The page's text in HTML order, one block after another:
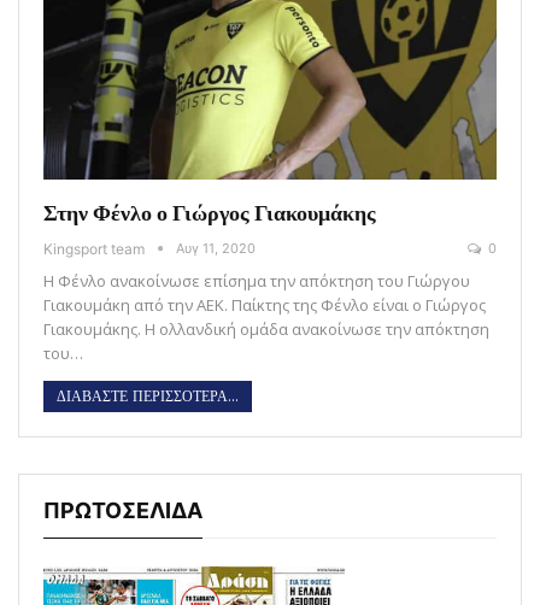
Στην Φένλο ο Γιώργος Γιακουμάκης
Kingsport team Αυγ 11, 2020 0
Η Φένλο ανακοίνωσε επίσημα την απόκτηση του Γιώργου
Γιακουμάκη από την ΑΕΚ. Παίκτης της Φένλο είναι ο Γιώργος
Γιακουμάκης. Η ολλανδική ομάδα ανακοίνωσε την απόκτηση
του…
ΔΙΑΒΑΣΤΕ ΠΕΡΙΣΣΟΤΕΡΑ...
ΠΡΩΤΟΣΕΛΙΔΑ